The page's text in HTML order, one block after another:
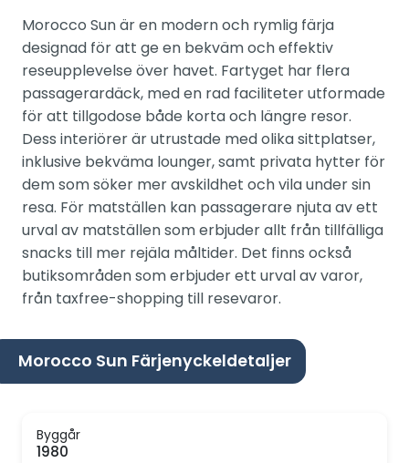
Morocco Sun är en modern och rymlig färja
designad för att ge en bekväm och effektiv
reseupplevelse över havet. Fartyget har flera
passagerardäck, med en rad faciliteter utformade
för att tillgodose både korta och längre resor.
Dess interiörer är utrustade med olika sittplatser,
inklusive bekväma lounger, samt privata hytter för
dem som söker mer avskildhet och vila under sin
resa. För matställen kan passagerare njuta av ett
urval av matställen som erbjuder allt från tillfälliga
snacks till mer rejäla måltider. Det finns också
butiksområden som erbjuder ett urval av varor,
från taxfree-shopping till resevaror.
Morocco Sun Färjenyckeldetaljer
Byggår
1980